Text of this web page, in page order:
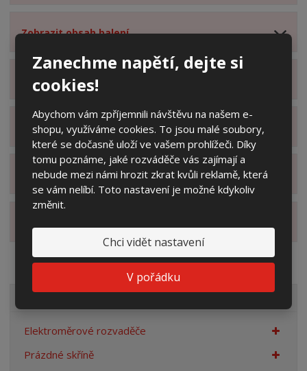
Zanechme napětí, dejte si
cookies!
Abychom vám zpříjemnili návštěvu na našem e-
shopu, využíváme cookies. To jsou malé soubory,
které se dočasně uloží ve vašem prohlížeči. Díky
tomu poznáme, jaké rozváděče vás zajímají a
nebude mezi námi hrozit zkrat kvůli reklamě, která
se vám nelíbí. Toto nastavení je možné kdykoliv
změnit.
Chci vidět nastavení
V pořádku
Zobrazit obsah balení
Zobrazit specifikační body
Zobrazit technické parametry
Zobrazit hodnocení produktu
Elektroměrové rozvaděče
Prázdné skříně